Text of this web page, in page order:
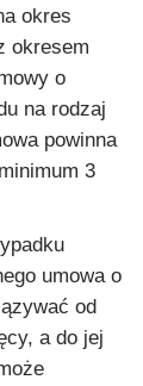
okres
okresem
o
na rodzaj
powinna
3
umowa o
od
a do jej